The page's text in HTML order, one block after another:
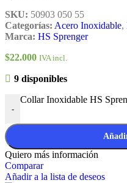
SKU: 50903 050 55
Categorías: Acero Inoxidable,
Marca: HS Sprenger
$22.000 IVA incl.
9 disponibles
-
Collar Inoxidable HS
Quiero más información
Comparar
Añadir a la lista de deseos